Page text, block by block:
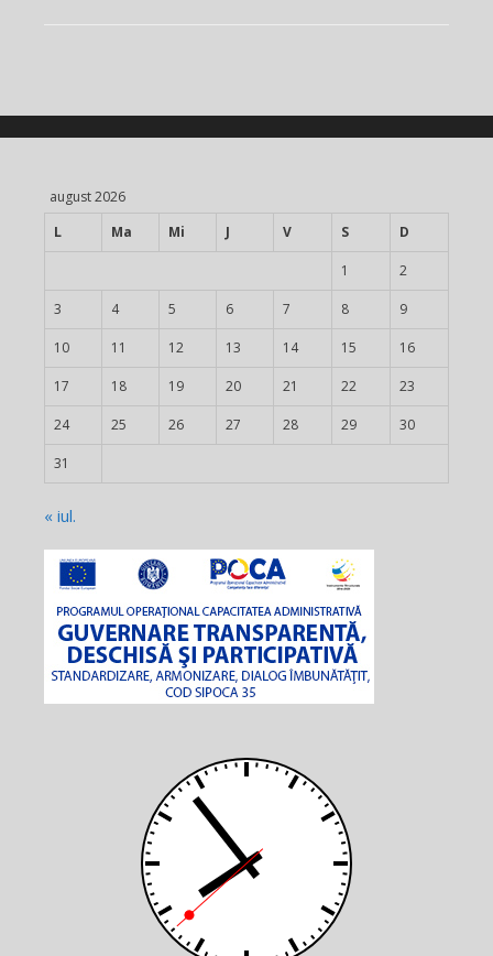
august 2026
L
Ma Mi J V S D
1 2
3 4 5 6 7 8 9
10 11 12 13 14 15 16
17 18 19 20 21 22 23
24 25 26 27 28 29 30
31
« iul.